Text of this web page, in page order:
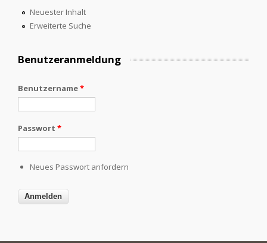
Neuester Inhalt
Erweiterte Suche
Benutzeranmeldung
Benutzername*
Passwort *
Neues Passwort anfordern